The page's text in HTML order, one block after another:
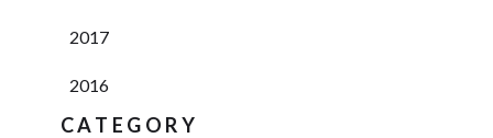
2017
2016
CATEGORY